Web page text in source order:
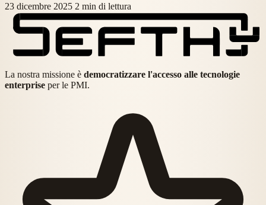
23 dicembre 2025 2 min di lettura
La nostra missione è democratizzare l'accesso alle tecnologie
enterprise per le PMI.